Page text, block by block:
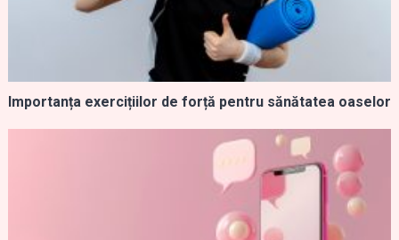
Importanța exercițiilor de forță pentru sănătatea oaselor